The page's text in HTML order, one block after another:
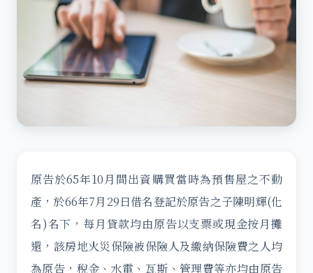
原告於65年10月間出資購買當時為預售屋之不動
產，於66年7月29日借名登記於原告之子陳明輝(化
名)名下，每月貸款均由原告以支票或現金按月攤
還，該房地火災保險被保險人及繳納保險費之人均
為原告，稅金、水電、瓦斯、管理費等亦均由原告